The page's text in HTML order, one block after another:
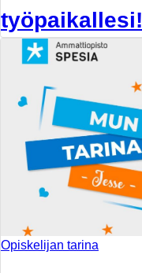
työpaikallesi!
Opiskelijan tarina